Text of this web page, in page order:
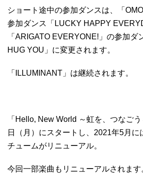
ショート途中の参加ダンスは、「
参加ダンス「LUCKY HAPPY
「ARIGATO EVERYONE!」の参加ダ
HUG YOU」に変更されます。
「ILLUMINANT」は継続されます。
「Hello, New World ～虹を、つなご
日（月）にスタートし、2021年5月に
チュームがリニューアル。
今回一部楽曲もリニューアルされます